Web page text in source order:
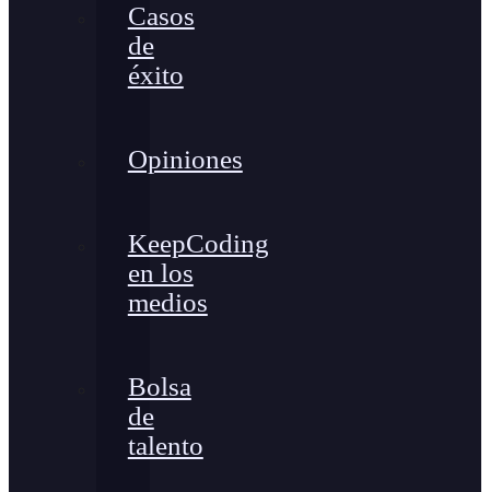
Casos
de
éxito
Opiniones
KeepCoding
en los
medios
Bolsa
de
talento